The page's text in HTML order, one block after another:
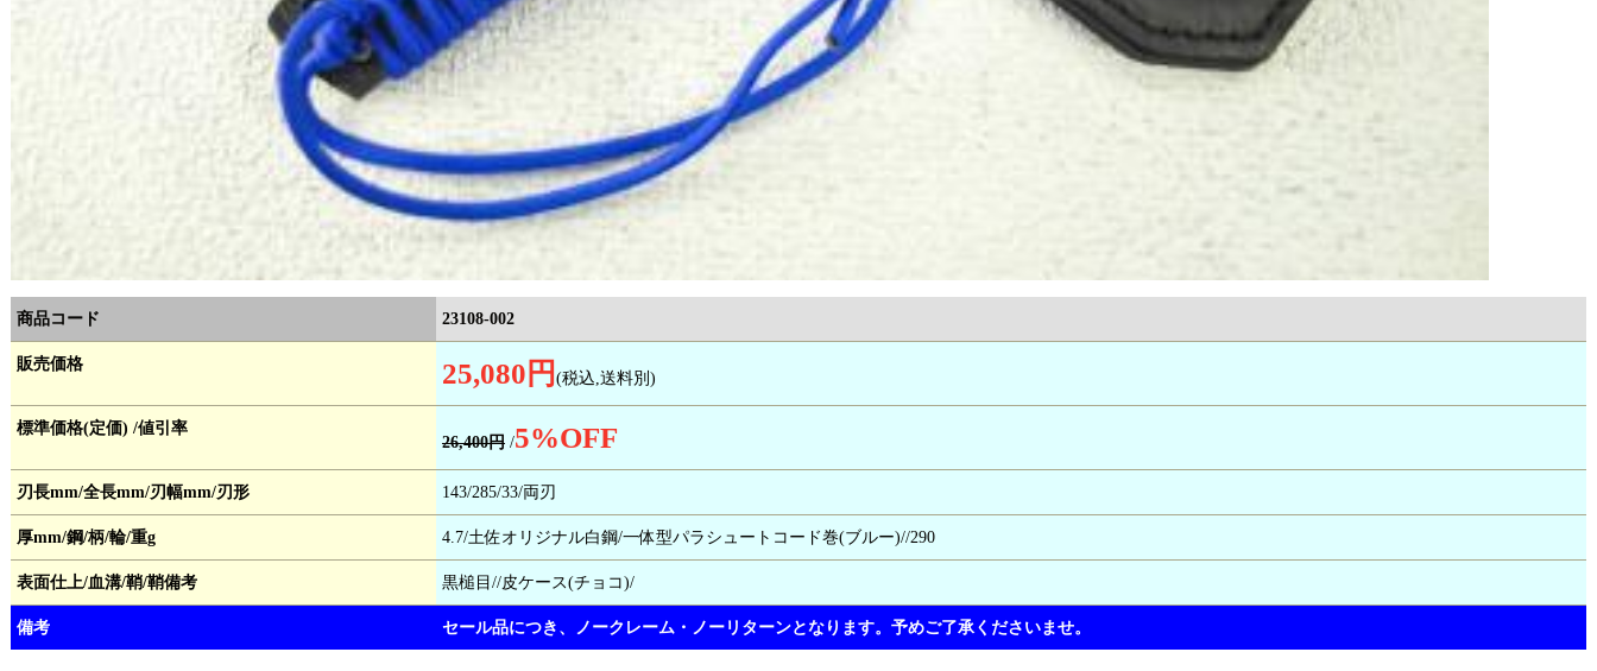
商品コード 23108-002
販売価格 25,080円 (税込,送料別)
標準価格(定価) /値引率
26,400円 /5%OFF
刃長mm/全長mm/刃幅mm/刃形 143/285/33/両刃
厚mm/鋼/柄/輪/重g 4.7/土佐オリジナル白鋼/一体型パラシュートコード巻(ブルー)//290
表面仕上/血溝/鞘/鞘備考 黒槌目//皮ケース(チョコ)/
備考 セール品につき、ノークレーム・ノーリターンとなります。予めご了承くださいませ。